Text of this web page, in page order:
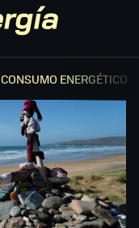
CONSUMO ENERGÉTICO